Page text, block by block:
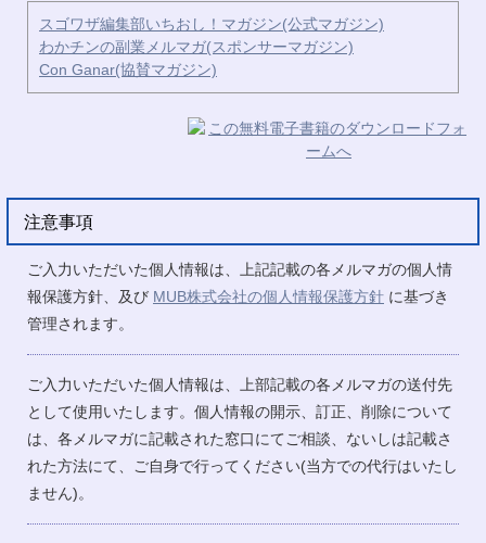
スゴワザ編集部いちおし！マガジン(公式マガジン)
わかチンの副業メルマガ(スポンサーマガジン)
Con Ganar(協賛マガジン)
注意事項
ご入力いただいた個人情報は、上記記載の各メルマガの個人情
報保護方針、及び MUB株式会社の個人情報保護方針 に基づき
管理されます。
ご入力いただいた個人情報は、上部記載の各メルマガの送付先
として使用いたします。個人情報の開示、訂正、削除について
は、各メルマガに記載された窓口にてご相談、ないしは記載さ
れた方法にて、ご自身で行ってください(当方での代行はいたし
ません)。